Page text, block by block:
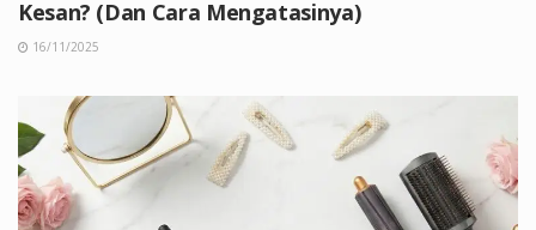
Kesan? (Dan Cara Mengatasinya)
16/11/2025